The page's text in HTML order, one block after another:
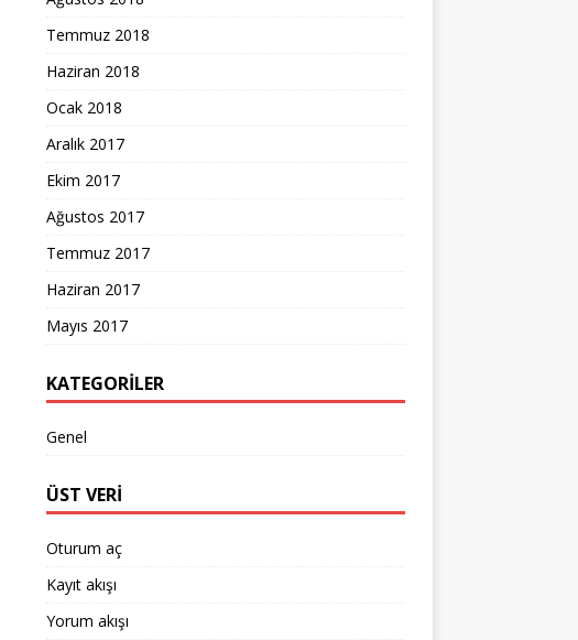
Temmuz 2018
Haziran 2018
Ocak 2018
Aralık 2017
Ekim 2017
Ağustos 2017
Temmuz 2017
Haziran 2017
Mayıs 2017
KATEGORILER
Genel
ÜST VERI
Oturum aç
Kayıt akışı
Yorum akışı